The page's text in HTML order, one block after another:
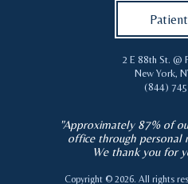
2 E 88th St. @
New York,
(844)
"Approximately 87% of
office through personal
We thank you for
Copyright © 2026. All rights